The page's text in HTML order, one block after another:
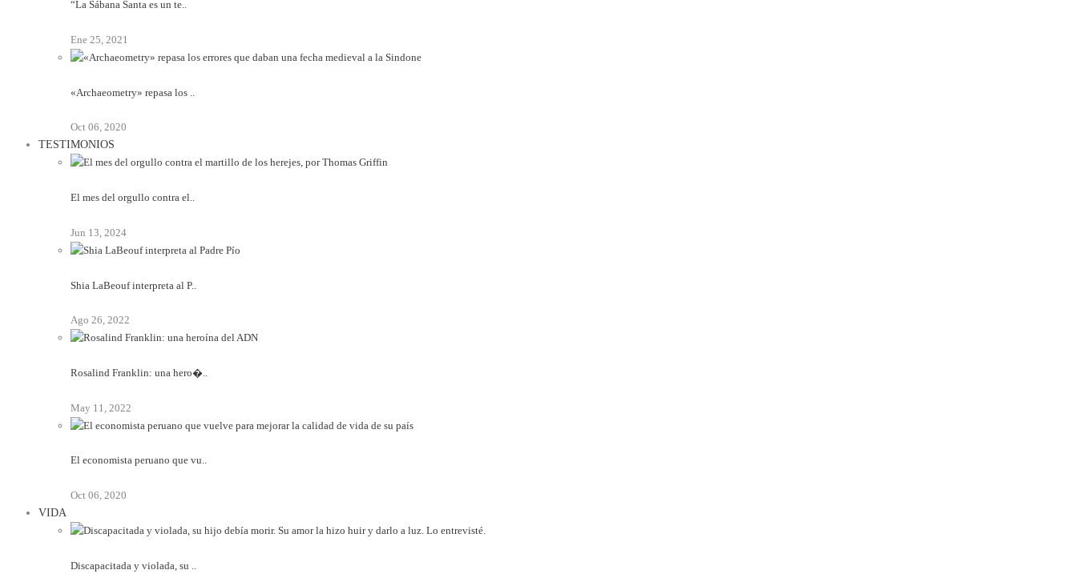
“La Sábana Santa es un te..
Ene 25, 2021
«Archaeometry» repasa los ..
Oct 06, 2020
TESTIMONIOS
El mes del orgullo contra el..
Jun 13, 2024
Shia LaBeouf interpreta al P..
Ago 26, 2022
Rosalind Franklin: una hero�..
May 11, 2022
El economista peruano que vu..
Oct 06, 2020
VIDA
Discapacitada y violada, su ..